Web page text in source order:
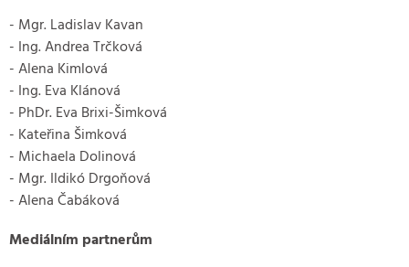
- Mgr. Ladislav Kavan
- Ing. Andrea Trčková
- Alena Kimlová
- Ing. Eva Klánová
- PhDr. Eva Brixi-Šimková
- Kateřina Šimková
- Michaela Dolinová
- Mgr. Ildikó Drgoňová
- Alena Čabáková
Mediálním partnerům